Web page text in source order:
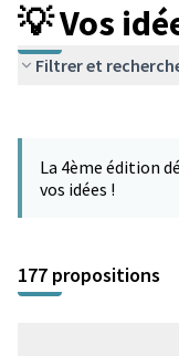
💡 Vos
Filtrer et
−
La 4ème édition
vos idées !
177 propositions